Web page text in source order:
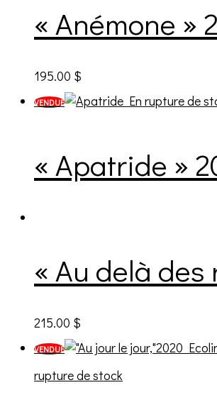
« Anémone »
195.00 $
VENDUE En rupture de
« Apatride »
« Au delà
215.00 $
VENDUE
rupture de stock